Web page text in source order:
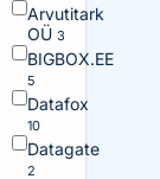
Arvutitark
OÜ 3
BIGBOX.EE
5
Datafox
10
Datagate
2